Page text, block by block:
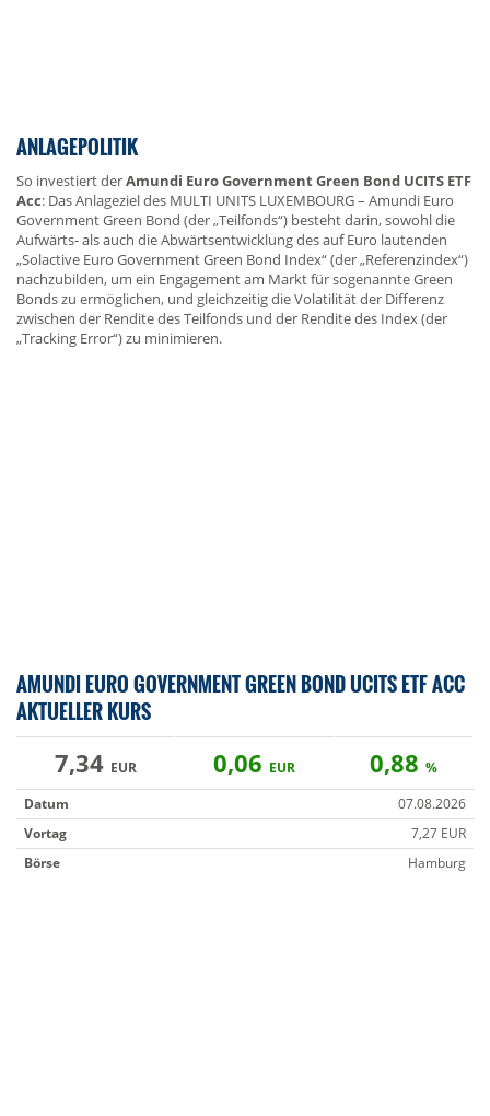
ANLAGEPOLITIK
So investiert derAmundi Euro Government Green Bond UCITS ETF
Acc: Das Anlageziel des MULTI UNITS LUXEMBOURG – Amundi Euro
Government Green Bond (der „Teilfonds“) besteht darin, sowohl die
Aufwärts- als auch die Abwärtsentwicklung des auf Euro lautenden
„Solactive Euro Government Green Bond Index“ (der „Referenzindex“)
nachzubilden, um ein Engagement am Markt für sogenannte Green
Bonds zu ermöglichen, und gleichzeitig die Volatilität der Differenz
zwischen der Rendite des Teilfonds und der Rendite des Index (der
„Tracking Error“) zu minimieren.
AMUNDI EURO GOVERNMENT GREEN BOND UCITS ETF ACC
AKTUELLER KURS
7,34 EUR 0,06 EUR 0,88 %
Datum
07.08.2026
Vortag
7,27 EUR
Börse
Hamburg